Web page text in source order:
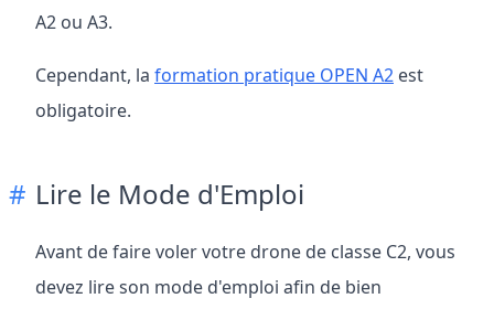
A2 ou A3.
Cependant, la formation pratique OPEN A2 est
obligatoire.
Lire le Mode d'Emploi
Avant de faire voler votre drone de classe C2, vous
devez lire son mode d'emploi afin de bien